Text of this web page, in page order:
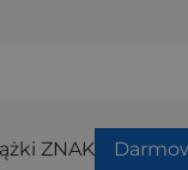
ZNAK